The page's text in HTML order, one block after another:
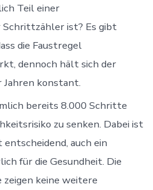
Teil einer
ist? Es gibt
die Faustregel
dennoch hält sich der
konstant.
bereits 8.000 Schritte
zu senken. Dabei ist
auch ein
für die Gesundheit. Die
keine weitere